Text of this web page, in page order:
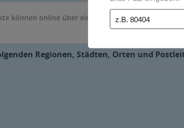
können online über einen Getränkeservice
Regionen, Städten, Orten und